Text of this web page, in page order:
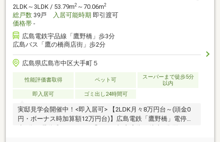
2LDK～3LDK / 53.79m2 ～70.06m2
総戸数 39戸 入居可能時期 即引渡可
価格帯 -
広島電鉄宇品線「鷹野橋」歩3分
広島バス「鷹の橋商店街」歩2分
広島県広島市中区大手町５
性能評価書取得 ペット可
スーパーまで徒歩5分
以内
即入居可
ゴミ出し24時間可
実邸見学会開催中！<即入居可> 【2LDK月々8万円台～(頭金0
円・ボーナス時加算額12万円台)】広島電鉄「鷹野橋」電停徒